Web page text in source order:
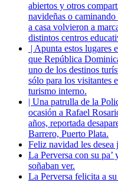
abiertos y otros
navideñas o
a casa volvieron a
distintos centros
| Apunta estos lugares
que República
uno de los destinos
sólo para los visitantes
turismo interno.
| Una patrulla de la
ocasión a Rafael
años, reportada
Barrero, Puerto Plata.
Feliz navidad les
La Perversa con su
soñaban ver.
La Perversa felicita a